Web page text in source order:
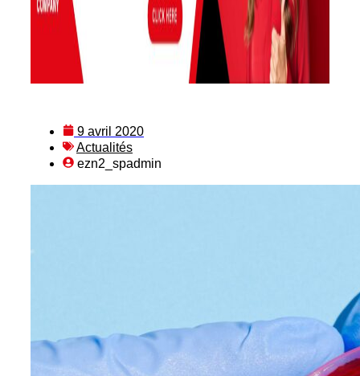
9 avril 2020
Actualités
ezn2_spadmin